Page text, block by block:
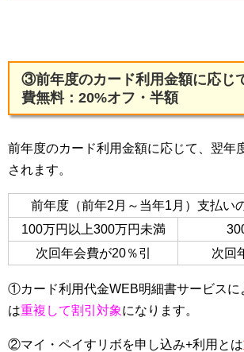
③前年度のカード利用金額に応じ
費無料：20%オフ・半額
前年度のカード利用金額に応じて、翌年
されます。
前年度（前年2月～当年1月）支払い
100万円以上300万円未満
次回年会費が20％引
次回
①カード利用代金WEB明細書サービスに
は重複して割引対象になります。
②マイ・ペイすリボを申し込み+利用とは